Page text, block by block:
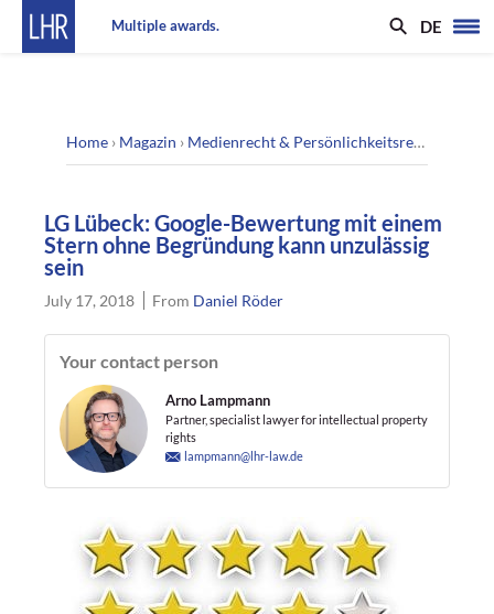
Multiple awards. DE
Home › Magazin › Medienrecht & Persönlichkeitsrecht
LG Lübeck: Google-Bewertung mit einem
Stern ohne Begründung kann unzulässig
sein
July 17, 2018 From Daniel Röder
Your contact person
Arno Lampmann
Partner, specialist lawyer for intellectual property
rights
lampmann@lhr-law.de